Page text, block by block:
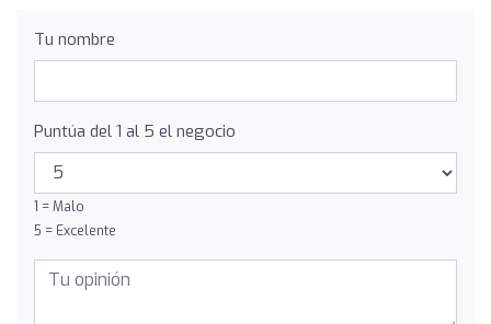
Tu nombre
Puntúa del 1 al 5 el negocio
1 = Malo
5 = Excelente